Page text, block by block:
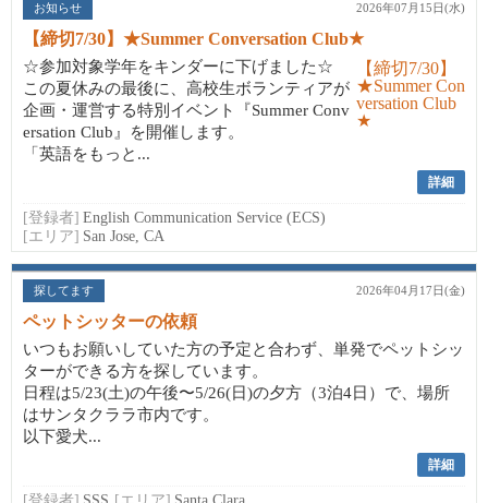
お知らせ 2026年07月15日(水)
【締切7/30】★Summer Conversation Club★
☆参加対象学年をキンダーに下げました☆
この夏休みの最後に、高校生ボランティアが
企画・運営する特別イベント『Summer Conv
ersation Club』を開催します。
「英語をもっと...
詳細
[登録者] English Communication Service (ECS)
[エリア] San Jose, CA
探してます 2026年04月17日(金)
ペットシッターの依頼
いつもお願いしていた方の予定と合わず、単発でペットシッ
ターができる方を探しています。
日程は5/23(土)の午後〜5/26(日)の夕方（3泊4日）で、場所
はサンタクララ市内です。
以下愛犬...
詳細